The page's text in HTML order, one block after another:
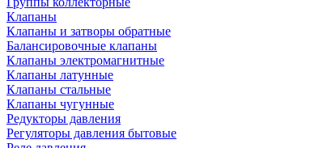
Клапаны
Клапаны и затворы обратные
Балансировочные клапаны
Клапаны электромагнитные
Клапаны латунные
Клапаны стальные
Клапаны чугунные
Редукторы давления
Регуляторы давления бытовые